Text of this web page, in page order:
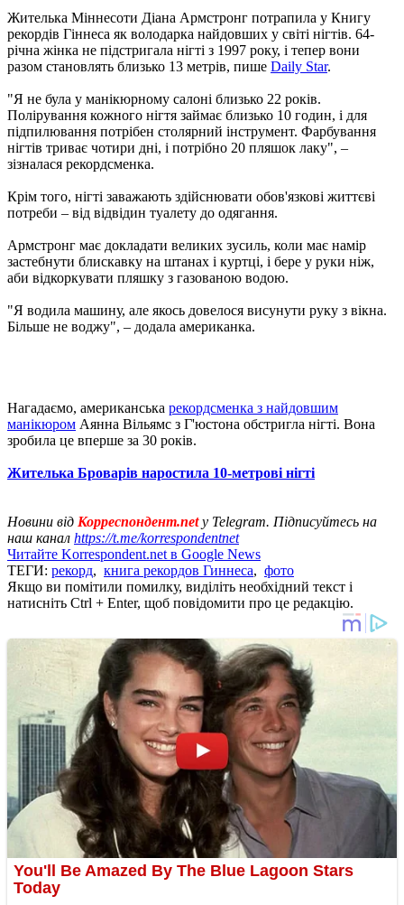
Жителька Міннесоти Діана Армстронг потрапила у Книгу
рекордів Гіннеса як володарка найдовших у світі нігтів. 64-
річна жінка не підстригала нігті з 1997 року, і тепер вони
разом становлять близько 13 метрів, пише Daily Star.
"Я не була у манікюрному салоні близько 22 років.
Полірування кожного нігтя займає близько 10 годин, і для
підпилювання потрібен столярний інструмент. Фарбування
нігтів триває чотири дні, і потрібно 20 пляшок лаку", –
зізналася рекордсменка.
Крім того, нігті заважають здійснювати обов'язкові життєві
потреби – від відвідин туалету до одягання.
Армстронг має докладати великих зусиль, коли має намір
застебнути блискавку на штанах і куртці, і бере у руки ніж,
аби відкоркувати пляшку з газованою водою.
"Я водила машину, але якось довелося висунути руку з вікна.
Більше не воджу", – додала американка.
Нагадаємо, американська рекордсменка з найдовшим
манікюром Аянна Вільямс з Г'юстона обстригла нігті. Вона
зробила це вперше за 30 років.
Жителька Броварів наростила 10-метрові нігті
Новини від Корреспондент.netу Telegram. Підписуйтесь на
наш канал https://t.me/korrespondentnet
Читайте Korrespondent.net в Google News
ТЕГИ: рекорд, книга рекордов Гиннеса, фото
Якщо ви помітили помилку, виділіть необхідний текст і
натисніть Ctrl + Enter, щоб повідомити про це редакцію.